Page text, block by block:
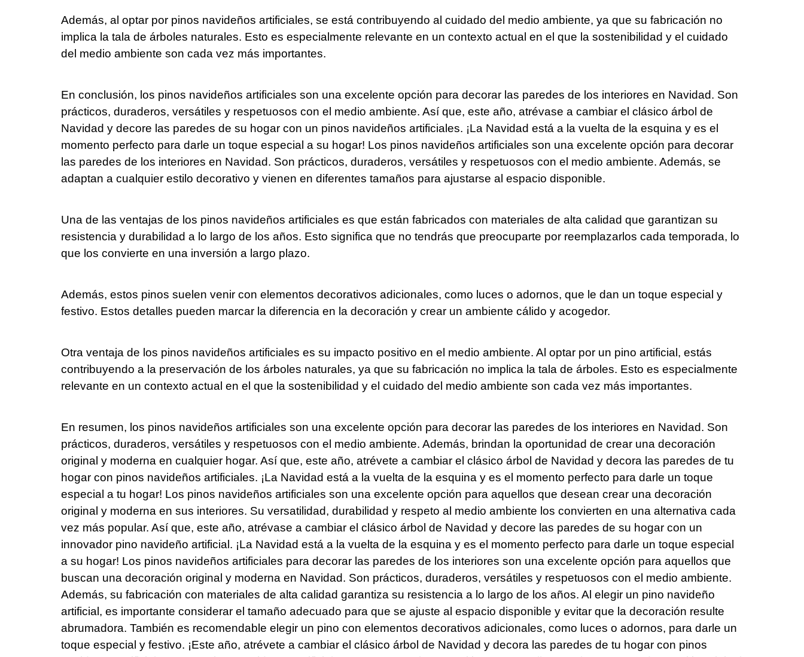
Además, al optar por pinos navideños artificiales, se está contribuyendo al cuidado del medio ambiente, ya que su fabricación no
implica la tala de árboles naturales. Esto es especialmente relevante en un contexto actual en el que la sostenibilidad y el cuidado
del medio ambiente son cada vez más importantes.
En conclusión, los pinos navideños artificiales son una excelente opción para decorar las paredes de los interiores en Navidad. Son
prácticos, duraderos, versátiles y respetuosos con el medio ambiente. Así que, este año, atrévase a cambiar el clásico árbol de
Navidad y decore las paredes de su hogar con un pinos navideños artificiales. ¡La Navidad está a la vuelta de la esquina y es el
momento perfecto para darle un toque especial a su hogar! Los pinos navideños artificiales son una excelente opción para decorar
las paredes de los interiores en Navidad. Son prácticos, duraderos, versátiles y respetuosos con el medio ambiente. Además, se
adaptan a cualquier estilo decorativo y vienen en diferentes tamaños para ajustarse al espacio disponible.
Una de las ventajas de los pinos navideños artificiales es que están fabricados con materiales de alta calidad que garantizan su
resistencia y durabilidad a lo largo de los años. Esto significa que no tendrás que preocuparte por reemplazarlos cada temporada, lo
que los convierte en una inversión a largo plazo.
Además, estos pinos suelen venir con elementos decorativos adicionales, como luces o adornos, que le dan un toque especial y
festivo. Estos detalles pueden marcar la diferencia en la decoración y crear un ambiente cálido y acogedor.
Otra ventaja de los pinos navideños artificiales es su impacto positivo en el medio ambiente. Al optar por un pino artificial, estás
contribuyendo a la preservación de los árboles naturales, ya que su fabricación no implica la tala de árboles. Esto es especialmente
relevante en un contexto actual en el que la sostenibilidad y el cuidado del medio ambiente son cada vez más importantes.
En resumen, los pinos navideños artificiales son una excelente opción para decorar las paredes de los interiores en Navidad. Son
prácticos, duraderos, versátiles y respetuosos con el medio ambiente. Además, brindan la oportunidad de crear una decoración
original y moderna en cualquier hogar. Así que, este año, atrévete a cambiar el clásico árbol de Navidad y decora las paredes de tu
hogar con pinos navideños artificiales. ¡La Navidad está a la vuelta de la esquina y es el momento perfecto para darle un toque
especial a tu hogar! Los pinos navideños artificiales son una excelente opción para aquellos que desean crear una decoración
original y moderna en sus interiores. Su versatilidad, durabilidad y respeto al medio ambiente los convierten en una alternativa cada
vez más popular. Así que, este año, atrévase a cambiar el clásico árbol de Navidad y decore las paredes de su hogar con un
innovador pino navideño artificial. ¡La Navidad está a la vuelta de la esquina y es el momento perfecto para darle un toque especial
a su hogar! Los pinos navideños artificiales para decorar las paredes de los interiores son una excelente opción para aquellos que
buscan una decoración original y moderna en Navidad. Son prácticos, duraderos, versátiles y respetuosos con el medio ambiente.
Además, su fabricación con materiales de alta calidad garantiza su resistencia a lo largo de los años. Al elegir un pino navideño
artificial, es importante considerar el tamaño adecuado para que se ajuste al espacio disponible y evitar que la decoración resulte
abrumadora. También es recomendable elegir un pino con elementos decorativos adicionales, como luces o adornos, para darle un
toque especial y festivo. ¡Este año, atrévete a cambiar el clásico árbol de Navidad y decora las paredes de tu hogar con pinos